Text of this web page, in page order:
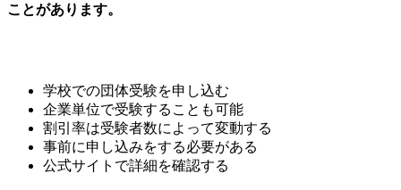
ことがあります。
学校での団体受験を申し込む
企業単位で受験することも可能
割引率は受験者数によって変動する
事前に申し込みをする必要がある
公式サイトで詳細を確認する